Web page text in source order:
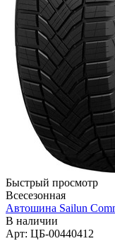
Быстрый просмотр
Всесезонная
Автошина Sailun
В наличии
Арт: ЦБ-00440412